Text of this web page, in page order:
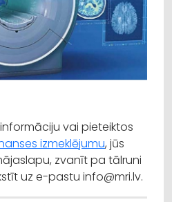
vai pieteiktos
izmeklējumu, jūs
zvanīt pa tālruni
uz e-pastu info@mri.lv.